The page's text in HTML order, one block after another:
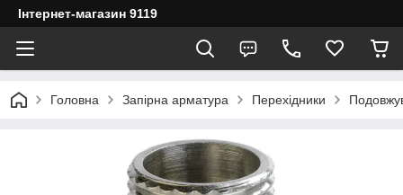
Інтернет-магазин 9119
Головна Запірна арматура Перехідники